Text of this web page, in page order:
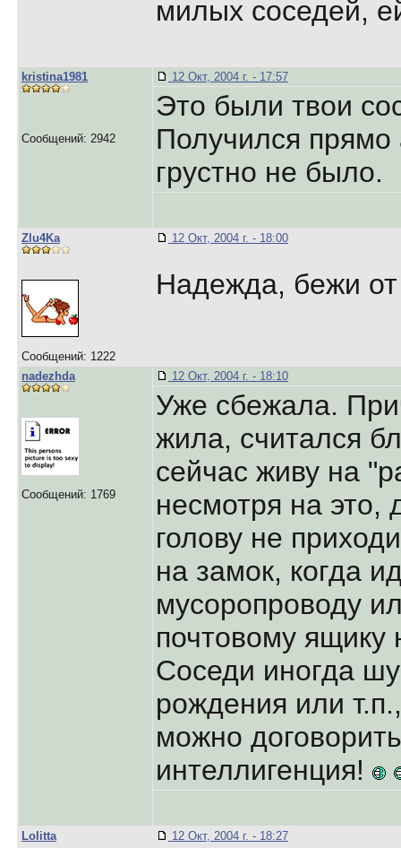
милых соседей,
kristina1981
Сообщений: 2942
12 Окт, 2004 г. - 17:57
Это были твои
Получился прямо
грустно не было.
Zlu4Ka
Сообщений: 1222
12 Окт, 2004 г. - 18:00
Надежда, бежи
nadezhda
Сообщений: 1769
12 Окт, 2004 г. - 18:10
Уже сбежала.
жила, считался
сейчас живу на
несмотря на это,
голову не
на замок, когда
мусоропроводу
почтовому ящику
Соседи иногда
рождения или
можно
интеллигенция!
Lolitta 12 Окт, 2004 г. - 18:27